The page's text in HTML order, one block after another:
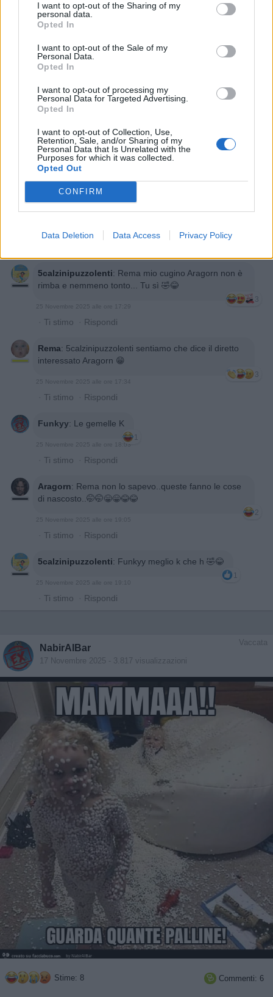
I want to opt-out of the Sharing of my
personal data.
Opted In
I want to opt-out of the Sale of my
Personal Data.
Opted In
I want to opt-out of processing my
Personal Data for Targeted Advertising.
Opted In
I want to opt-out of Collection, Use,
Retention, Sale, and/or Sharing of my
Personal Data that Is Unrelated with the
Purposes for which it was collected.
Opted Out
CONFIRM
Data Deletion Data Access Privacy Policy
Ti stimo fratella
Link
Salva
Cuscino ElyBetta ·Elezioni
PAOLA63:Bellissime ❤️
25 Novembre 2025 alle ore 17:11
5calzinipuzzolenti: Rema mio cugino Aragorn non è
rimba e nemmeno tonto... Tu sì 🤣😂
3
25 Novembre 2025 alle ore 17:29
· Ti stimo · Rispondi
Rema: 5calzinipuzzolenti sentiamo che dice il diretto
interessato Aragorn 😁
3
25 Novembre 2025 alle ore 17:34
· Ti stimo · Rispondi
Funkyy: Le gemelle K
1
25 Novembre 2025 alle ore 18:03
· Ti stimo · Rispondi
Aragorn: Rema non lo sapevo..queste fanno le cose
di nascosto..🤭🤭😁😁😂😂
2
25 Novembre 2025 alle ore 19:05
· Ti stimo · Rispondi
5calzinipuzzolenti: Funkyy meglio k che h 🤣😂
1
25 Novembre 2025 alle ore 19:10
· Ti stimo · Rispondi
Vaccata
NabirAlBar
17 Novembre 2025 - 3.817 visualizzazioni
Stime: 8  Commenti: 6